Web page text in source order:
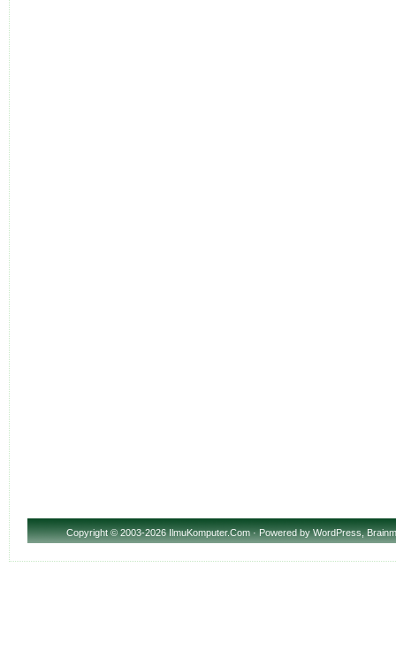
Copyright© 2003-2026 IlmuKomputer.Com · Powered byWordPress,